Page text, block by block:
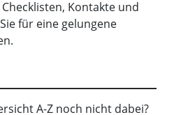
Kontakte und
für eine gelungene
A-Z noch nicht dabei?